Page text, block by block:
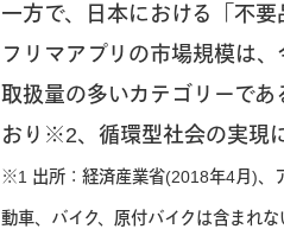
一方で、日本における「不
フリマアプリの市場規模は
取扱量の多いカテゴリーで
おり※2、循環型社会の実現
※1 出所：経済産業省(2018年4月)、
動車、バイク、原付バイクは含まれな